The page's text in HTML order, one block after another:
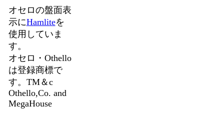
オセロの盤面表
示にHamliteを
使用していま
す。
オセロ・Othello
は登録商標で
す。TM＆c
Othello,Co. and
MegaHouse